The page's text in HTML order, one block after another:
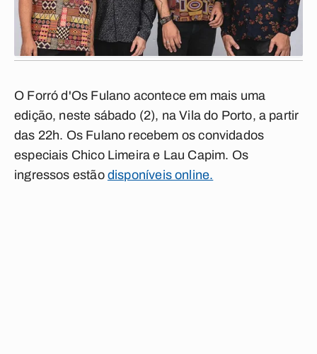
O Forró d'Os Fulano acontece em mais uma
edição, neste sábado (2), na Vila do Porto, a partir
das 22h. Os Fulano recebem os convidados
especiais Chico Limeira e Lau Capim. Os
ingressos estão disponíveis online.